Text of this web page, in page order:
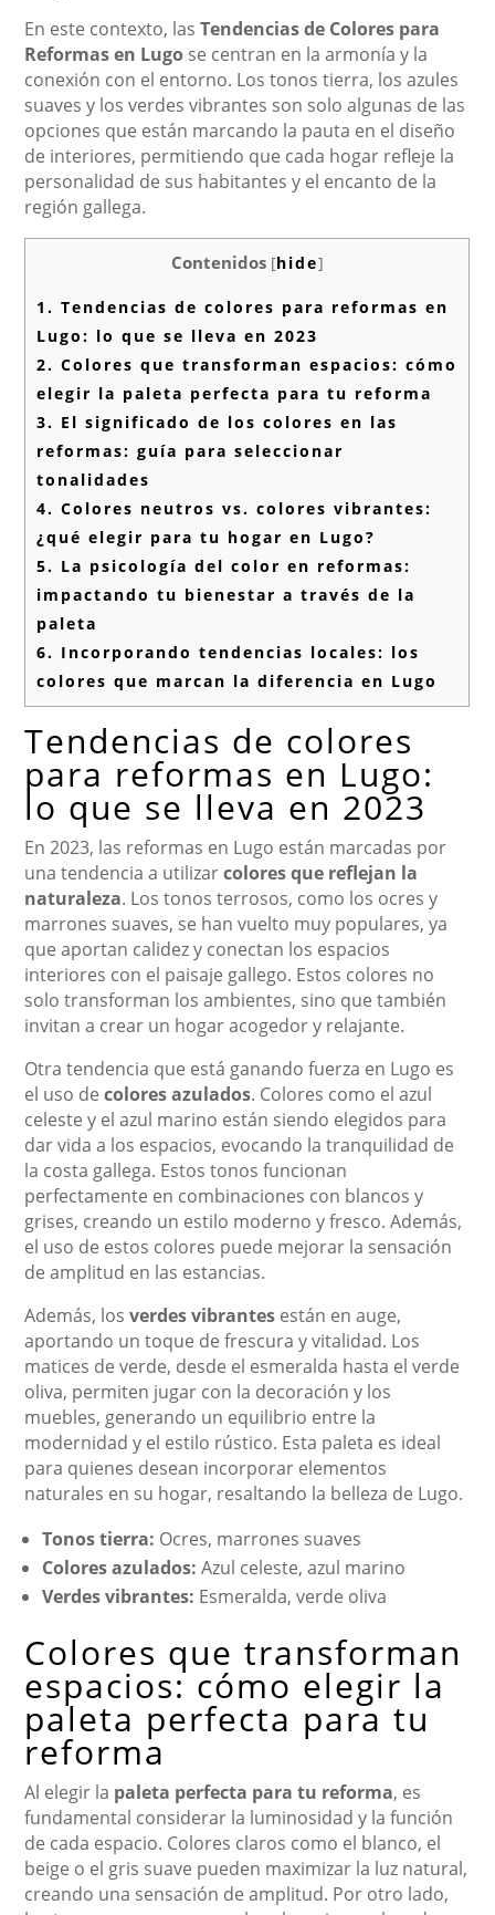
En este contexto, lasTendencias de Colores para
Reformas en Lugo se centran en la armonía y la
conexión con el entorno. Los tonos tierra, los azules
suaves y los verdes vibrantes son solo algunas de las
opciones que están marcando la pauta en el diseño
de interiores, permitiendo que cada hogar refleje la
personalidad de sus habitantes y el encanto de la
región gallega.
Contenidos [hide]
1. Tendencias de colores para reformas en
Lugo: lo que se lleva en 2023
2. Colores que transforman espacios: cómo
elegir la paleta perfecta para tu reforma
3. El significado de los colores en las
reformas: guía para seleccionar
tonalidades
4. Colores neutros vs. colores vibrantes:
¿qué elegir para tu hogar en Lugo?
5. La psicología del color en reformas:
impactando tu bienestar a través de la
paleta
6. Incorporando tendencias locales: los
colores que marcan la diferencia en Lugo
Tendencias de colores
para reformas en Lugo:
lo que se lleva en 2023
En 2023, las reformas en Lugo están marcadas por
una tendencia a utilizarcolores que reflejan la
naturaleza. Los tonos terrosos, como los ocres y
marrones suaves, se han vuelto muy populares, ya
que aportan calidez y conectan los espacios
interiores con el paisaje gallego. Estos colores no
solo transforman los ambientes, sino que también
invitan a crear un hogar acogedor y relajante.
Otra tendencia que está ganando fuerza en Lugo es
el uso decolores azulados. Colores como el azul
celeste y el azul marino están siendo elegidos para
dar vida a los espacios, evocando la tranquilidad de
la costa gallega. Estos tonos funcionan
perfectamente en combinaciones con blancos y
grises, creando un estilo moderno y fresco. Además,
el uso de estos colores puede mejorar la sensación
de amplitud en las estancias.
Además, losverdes vibrantes están en auge,
aportando un toque de frescura y vitalidad. Los
matices de verde, desde el esmeralda hasta el verde
oliva, permiten jugar con la decoración y los
muebles, generando un equilibrio entre la
modernidad y el estilo rústico. Esta paleta es ideal
para quienes desean incorporar elementos
naturales en su hogar, resaltando la belleza de Lugo.
Tonos tierra: Ocres, marrones suaves
Colores azulados: Azul celeste, azul marino
Verdes vibrantes: Esmeralda, verde oliva
Colores que transforman
espacios: cómo elegir la
paleta perfecta para tu
reforma
Al elegir la paleta perfecta para tu reforma, es
fundamental considerar la luminosidad y la función
de cada espacio. Colores claros como el blanco, el
beige o el gris suave pueden maximizar la luz natural,
creando una sensación de amplitud. Por otro lado,